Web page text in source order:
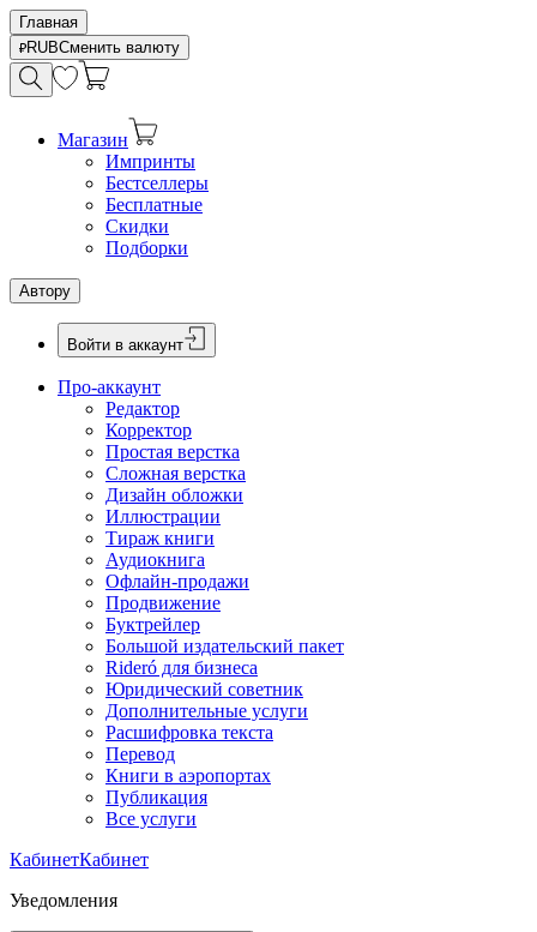
Главная
RUBСменить валюту
Магазин
Импринты
Бестселлеры
Бесплатные
Скидки
Подборки
Автору
Войти в аккаунт
Про-аккаунт
Редактор
Корректор
Простая верстка
Сложная верстка
Дизайн обложки
Иллюстрации
Тираж книги
Аудиокнига
Офлайн-продажи
Продвижение
Буктрейлер
Большой издательский пакет
Rideró для бизнеса
Юридический советник
Дополнительные услуги
Расшифровка текста
Перевод
Книги в аэропортах
Публикация
Все услуги
КабинетКабинет
Уведомления